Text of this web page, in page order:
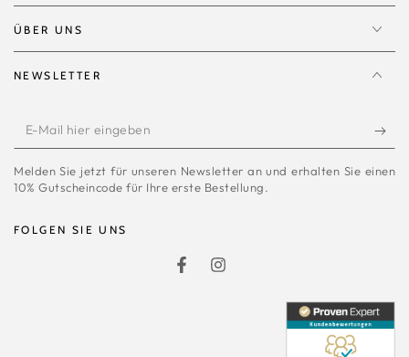
ÜBER UNS
NEWSLETTER
E-
Mail
hier
Melden Sie jetzt für unseren Newsletter an und erhalten Sie einen
10% Gutscheincode für Ihre erste Bestellung.
FOLGEN SIE UNS
FacebookInstagram